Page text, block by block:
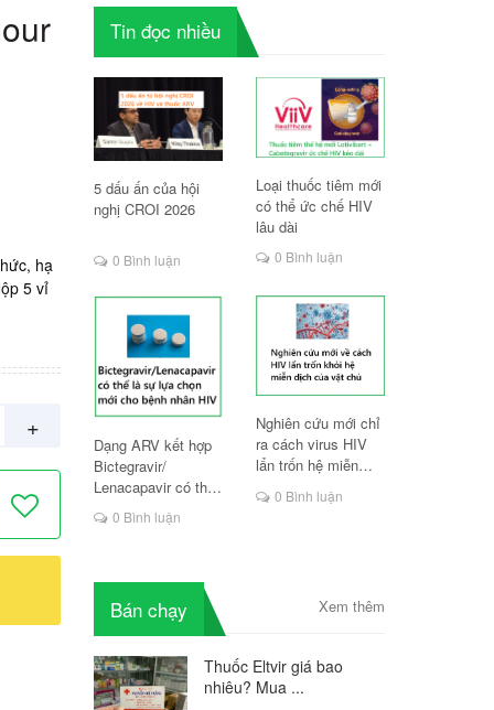
hạ
5 vỉ
+
Tin đọc nhiều
5 dấu ấn của hội
nghị CROI 2026
0 Bình luận
Loại thuốc tiêm mới
có thể ức chế HIV
lâu dài
0 Bình luận
Dạng ARV kết hợp
Bictegravir/
Lenacapavir có thể
là lựa chọn mới cho
người HIV
0 Bình luận
Nghiên cứu mới chỉ
ra cách virus HIV
lẩn trốn hệ miễn
0 Bình luận
Bán chạy Xem thêm
Thuốc Eltvir giá bao
nhiêu? Mua ...